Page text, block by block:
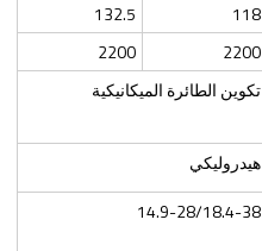
118
132.5
2200
2200
تكوين الطائرة الميكانيكية
هيدروليكي
14.9-28/18.4-38